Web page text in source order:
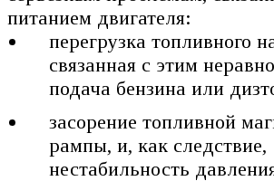
питанием двигателя:
перегрузка топливного
связанная с этим
подача бензина или
засорение топливной
рампы, и, как следствие,
нестабильность